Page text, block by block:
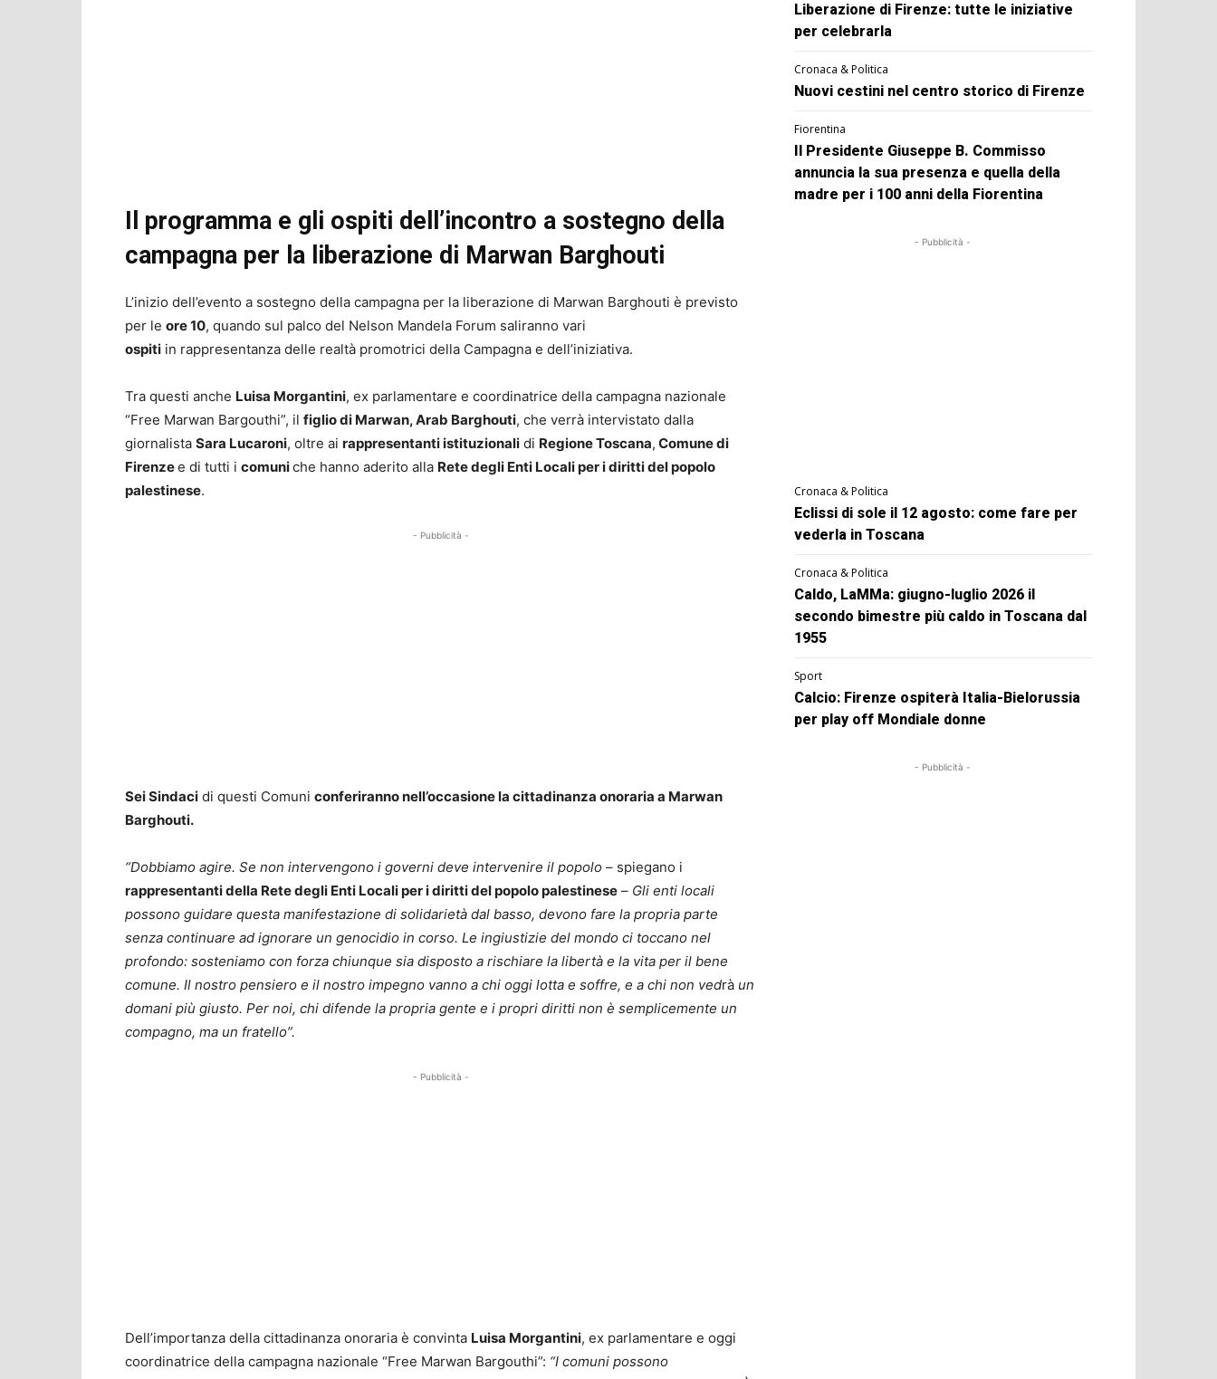
Il programma e gli ospiti dell’incontro a sostegno della
campagna per la liberazione di Marwan Barghouti
L’inizio dell’evento a sostegno della campagna per la liberazione di Marwan Barghouti è previsto
per le ore 10, quando sul palco del Nelson Mandela Forum saliranno vari
ospiti in rappresentanza delle realtà promotrici della Campagna e dell’iniziativa.
Tra questi anche Luisa Morgantini, ex parlamentare e coordinatrice della campagna nazionale
“Free Marwan Bargouthi”, il figlio di Marwan, Arab Barghouti, che verrà intervistato dalla
giornalista Sara Lucaroni, oltre ai rappresentanti istituzionali di Regione Toscana, Comune di
Firenzee di tutti i comuniche hanno aderito alla Rete degli Enti Locali per i diritti del popolo
palestinese.
- Pubblicità -
Sei Sindaci di questi Comuni conferiranno nell’occasione la cittadinanza onoraria a Marwan
Barghouti.
“Dobbiamo agire. Se non intervengono i governi deve intervenire il popolo – spiegano i
rappresentanti della Rete degli Enti Locali per i diritti del popolo palestinese – Gli enti locali
possono guidare questa manifestazione di solidarietà dal basso, devono fare la propria parte
senza continuare ad ignorare un genocidio in corso. Le ingiustizie del mondo ci toccano nel
profondo: sosteniamo con forza chiunque sia disposto a rischiare la libertà e la vita per il bene
comune. Il nostro pensiero e il nostro impegno vanno a chi oggi lotta e soffre, e a chi non vedrà un
domani più giusto. Per noi, chi difende la propria gente e i propri diritti non è semplicemente un
compagno, ma un fratello”.
- Pubblicità -
Dell’importanza della cittadinanza onoraria è convinta Luisa Morgantini, ex parlamentare e oggi
coordinatrice della campagna nazionale “Free Marwan Bargouthi”: “I comuni possono
Liberazione di Firenze: tutte le iniziative
per celebrarla
Cronaca & Politica
Nuovi cestini nel centro storico di Firenze
Fiorentina
Il Presidente Giuseppe B. Commisso
annuncia la sua presenza e quella della
madre per i 100 anni della Fiorentina
- Pubblicità -
Cronaca & Politica
Eclissi di sole il 12 agosto: come fare per
vederla in Toscana
Cronaca & Politica
Caldo, LaMMa: giugno-luglio 2026 il
secondo bimestre più caldo in Toscana dal
1955
Sport
Calcio: Firenze ospiterà Italia-Bielorussia
per play off Mondiale donne
- Pubblicità -